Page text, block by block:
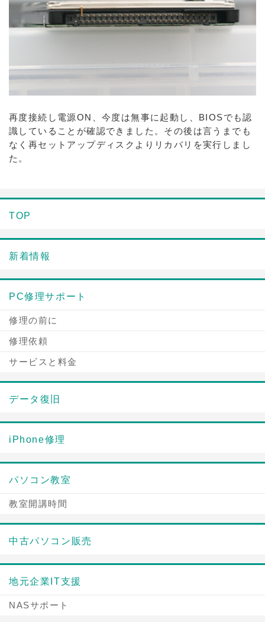
再度接続し電源ON、今度は無事に起動し、BIOSでも認
識していることが確認できました。その後は言うまでも
なく再セットアップディスクよりリカバリを実行しまし
た。
TOP
新着情報
PC修理サポート
修理の前に
修理依頼
サービスと料金
データ復旧
iPhone修理
パソコン教室
教室開講時間
中古パソコン販売
地元企業IT支援
NASサポート